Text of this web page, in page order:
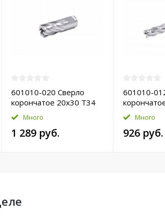
601010-020 Сверло
корончатое 20х30 T34
HSS-Pro
Много
1 289 руб.
601010-
HSS-Pro
Много
926 руб.